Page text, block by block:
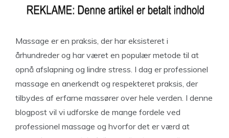
Massage er en praksis, der har eksisteret i
århundreder og har været en populær metode til at
opnå afslapning og lindre stress. I dag er professionel
massage en anerkendt og respekteret praksis, der
tilbydes af erfarne massører over hele verden. I denne
blogpost vil vi udforske de mange fordele ved
professionel massage og hvorfor det er værd at